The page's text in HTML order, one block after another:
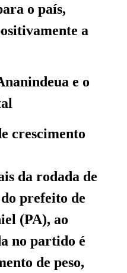
o país,
a
e o
crescimento
da rodada de
prefeito de
(PA), ao
no partido é
de peso,